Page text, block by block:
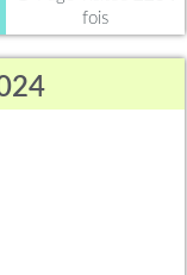
fois